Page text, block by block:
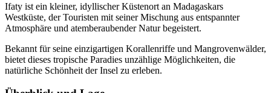
Ifaty ist ein kleiner, idyllischer Küstenort an Madagaskars
Westküste, der Touristen mit seiner Mischung aus entspannter
Atmosphäre und atemberaubender Natur begeistert.
Bekannt für seine einzigartigen Korallenriffe und Mangrovenwälder,
bietet dieses tropische Paradies unzählige Möglichkeiten, die
natürliche Schönheit der Insel zu erleben.